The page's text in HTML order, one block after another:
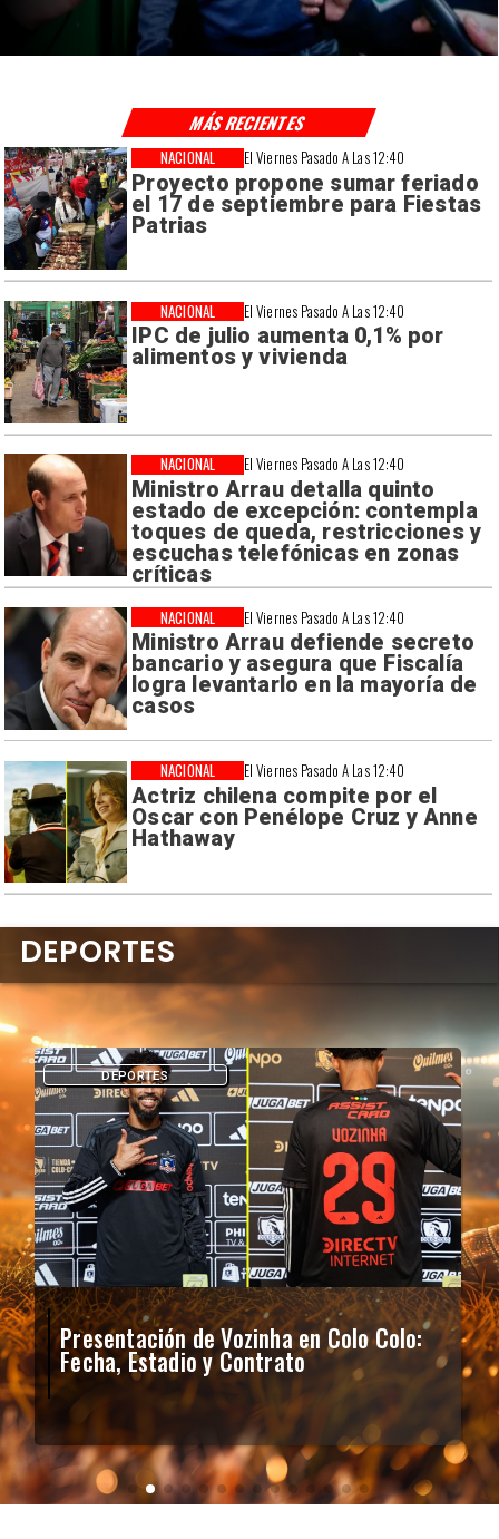
El Viernes Pasado A Las 12:40
Proyecto propone sumar feriado
el 17 de septiembre para Fiestas
Patrias
NACIONAL
El Viernes Pasado A Las 12:40
IPC de julio aumenta 0,1% por
alimentos y vivienda
NACIONAL
El Viernes Pasado A Las 12:40
Ministro Arrau detalla quinto
estado de excepción: contempla
toques de queda, restricciones y
escuchas telefónicas en zonas
críticas
NACIONAL
El Viernes Pasado A Las 12:40
Ministro Arrau defiende secreto
bancario y asegura que Fiscalía
logra levantarlo en la mayoría de
casos
NACIONAL
El Viernes Pasado A Las 12:40
Actriz chilena compite por el
Oscar con Penélope Cruz y Anne
Hathaway
NACIONAL
MÁS RECIENTES
Presentación de Vozinha en Colo Colo:
Fecha, Estadio y Contrato
DEPORTES
DEPORTES